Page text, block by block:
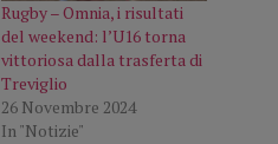
Rugby – Omnia, i risultati
del weekend: l’U16 torna
vittoriosa dalla trasferta di
Treviglio
26 Novembre 2024
In "Notizie"